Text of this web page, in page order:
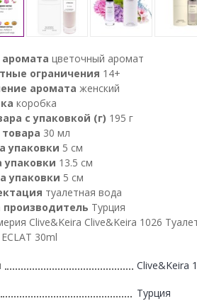
аромата цветочный аромат
ограничения 14+
аромата женский
коробка
с упаковкой (г) 195 г
30 мл
упаковки 5 см
упаковки 13.5 см
упаковки 5 см
туалетная вода
производитель Турция
Clive&Keira Clive&Keira 1026
30ml
Clive&Keira
Турция